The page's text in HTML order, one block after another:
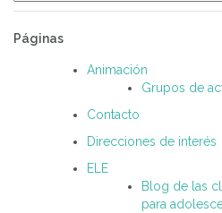
Páginas
Animación
Grupos de
Contacto
Direcciones de interés
ELE
Blog de las
para